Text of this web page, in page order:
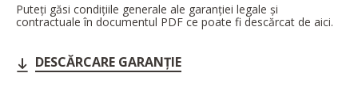
Puteți găsi condițiile generale ale garanției legale și
contractuale în documentul PDF ce poate fi descărcat de aici.
DESCĂRCARE GARANȚIE